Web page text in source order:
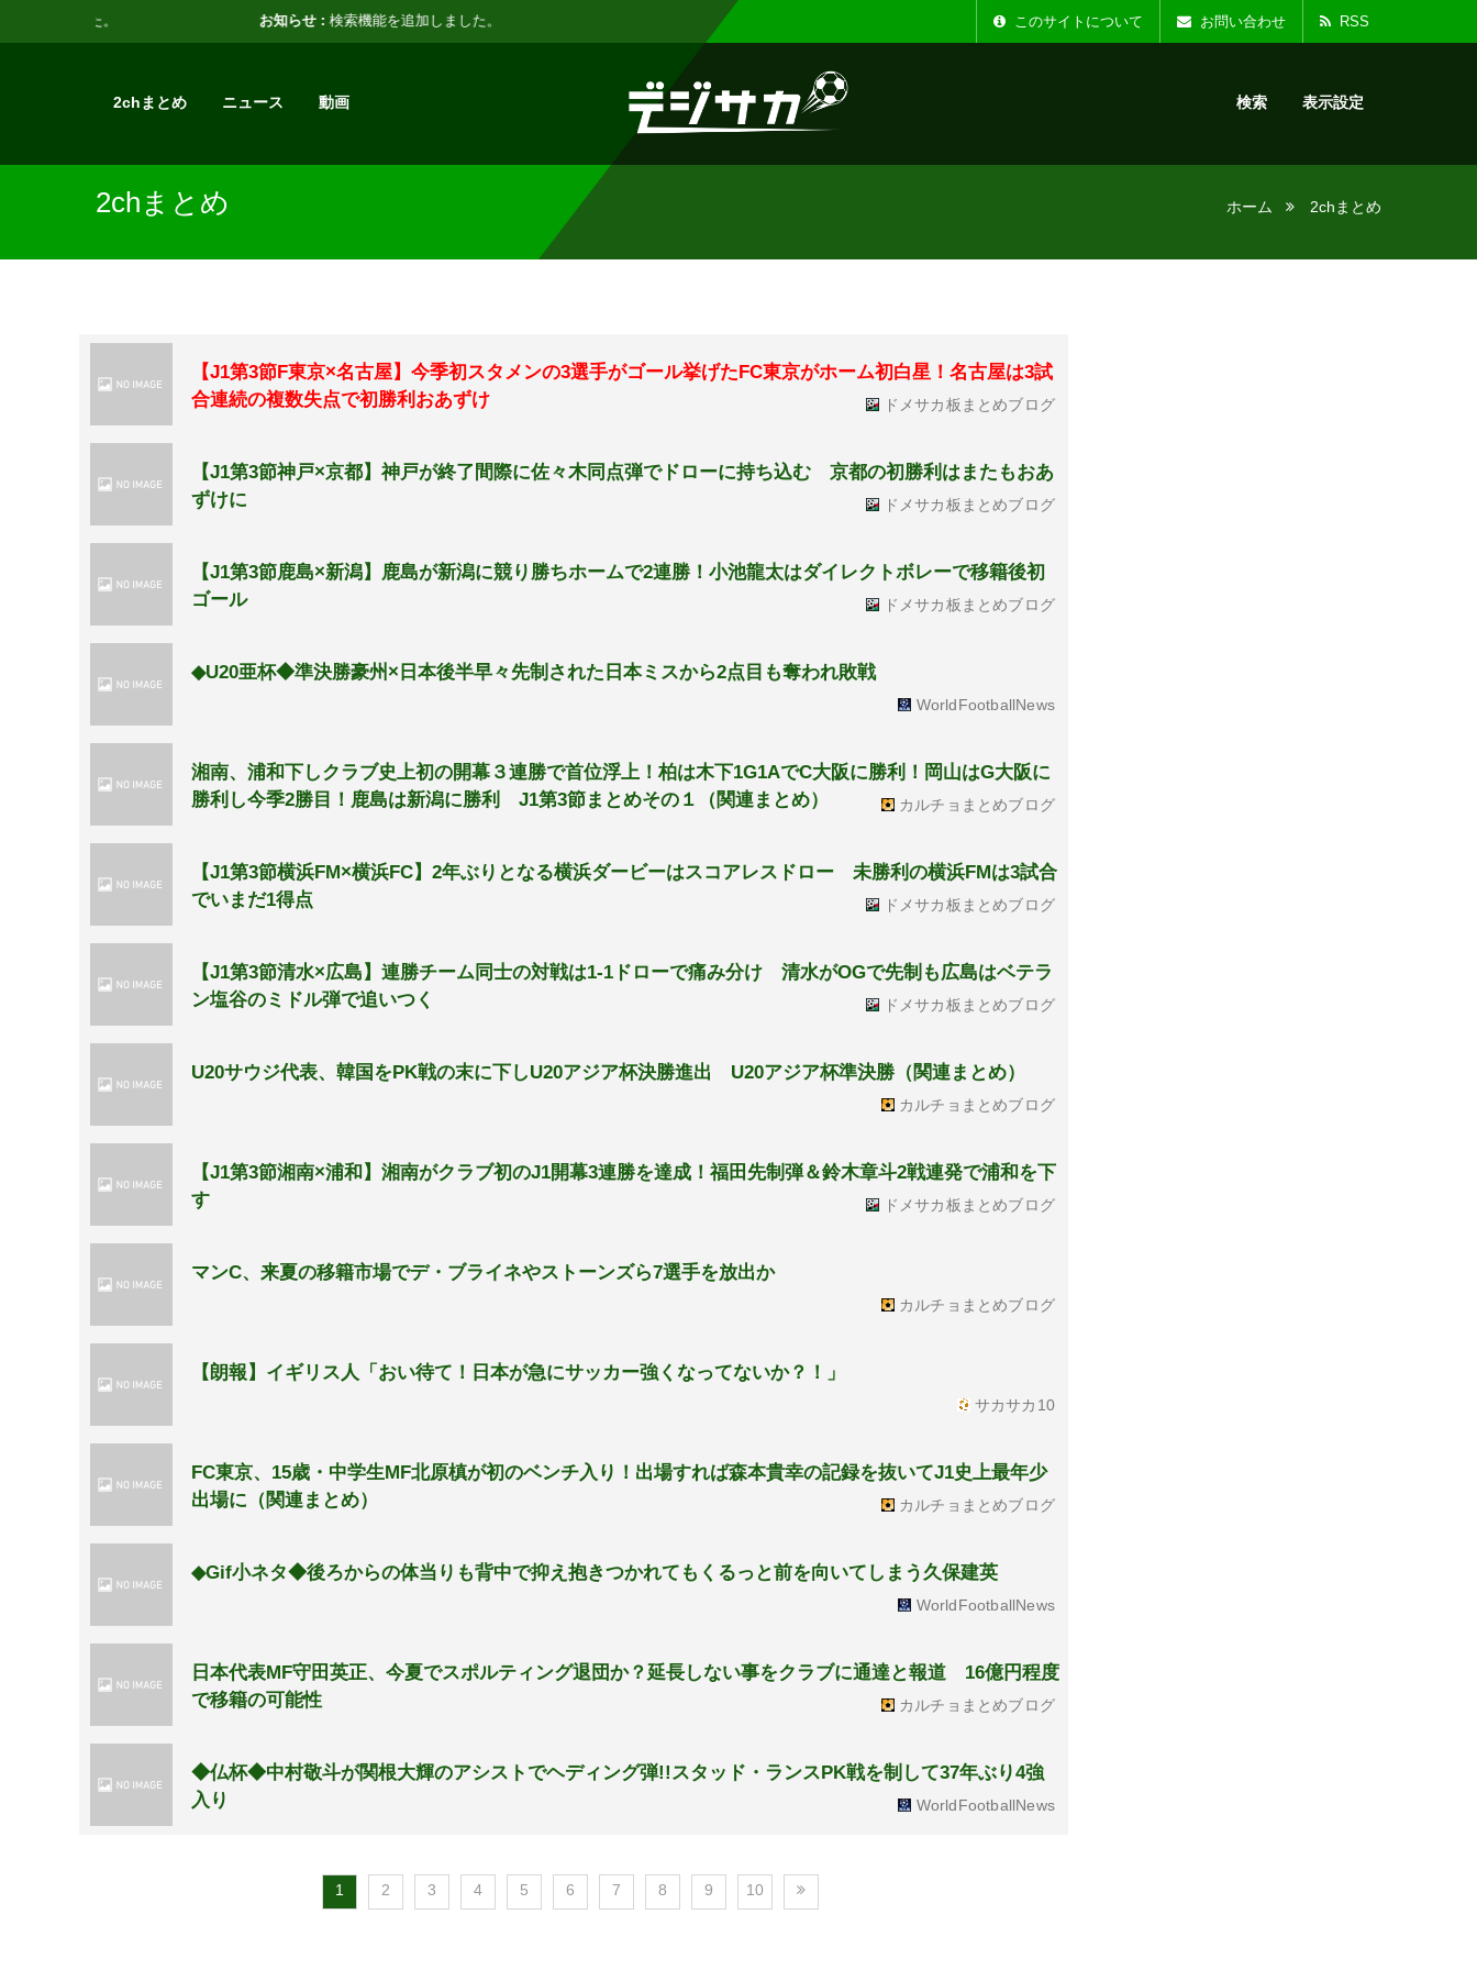
検索機能を追加しました。 表示設定機能を追加しました。 お知らせ :
このサイトについて お問い合わせ RSS
2chまとめ ニュース 動画 検索 表示設定
2chまとめ ホーム 2chまとめ
【J1第3節F東京×名古屋】今季初スタメンの3選手がゴール挙げたFC東京がホーム初白星！名古屋は3試
合連続の複数失点で初勝利おあずけ
ドメサカ板まとめブログ
【J1第3節神戸×京都】神戸が終了間際に佐々木同点弾でドローに持ち込む 京都の初勝利はまたもおあ
ずけに
ドメサカ板まとめブログ
【J1第3節鹿島×新潟】鹿島が新潟に競り勝ちホームで2連勝！小池龍太はダイレクトボレーで移籍後初
ゴール
ドメサカ板まとめブログ
◆U20亜杯◆準決勝豪州×日本後半早々先制された日本ミスから2点目も奪われ敗戦
WorldFootballNews
湘南、浦和下しクラブ史上初の開幕３連勝で首位浮上！柏は木下1G1AでC大阪に勝利！岡山はG大阪に
勝利し今季2勝目！鹿島は新潟に勝利 J1第3節まとめその１（関連まとめ）
カルチョまとめブログ
【J1第3節横浜FM×横浜FC】2年ぶりとなる横浜ダービーはスコアレスドロー 未勝利の横浜FMは3試合
でいまだ1得点
ドメサカ板まとめブログ
【J1第3節清水×広島】連勝チーム同士の対戦は1-1ドローで痛み分け 清水がOGで先制も広島はベテラ
ン塩谷のミドル弾で追いつく
ドメサカ板まとめブログ
U20サウジ代表、韓国をPK戦の末に下しU20アジア杯決勝進出 U20アジア杯準決勝（関連まとめ）
カルチョまとめブログ
【J1第3節湘南×浦和】湘南がクラブ初のJ1開幕3連勝を達成！福田先制弾＆鈴木章斗2戦連発で浦和を下
す
ドメサカ板まとめブログ
マンC、来夏の移籍市場でデ・ブライネやストーンズら7選手を放出か
カルチョまとめブログ
【朗報】イギリス人「おい待て！日本が急にサッカー強くなってないか？！」
サカサカ10
FC東京、15歳・中学生MF北原槙が初のベンチ入り！出場すれば森本貴幸の記録を抜いてJ1史上最年少
出場に（関連まとめ）
カルチョまとめブログ
◆Gif小ネタ◆後ろからの体当りも背中で抑え抱きつかれてもくるっと前を向いてしまう久保建英
WorldFootballNews
日本代表MF守田英正、今夏でスポルティング退団か？延長しない事をクラブに通達と報道 16億円程度
で移籍の可能性
カルチョまとめブログ
◆仏杯◆中村敬斗が関根大輝のアシストでヘディング弾!!スタッド・ランスPK戦を制して37年ぶり4強
入り
WorldFootballNews
1 2 3 4 5 6 7 8 9 10